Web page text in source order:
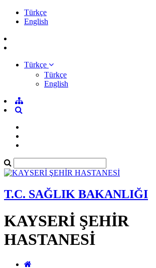
Türkçe
English
Türkçe
Türkçe
English
T.C. SAĞLIK BAKANLIĞI
KAYSERİ ŞEHİR
HASTANESİ